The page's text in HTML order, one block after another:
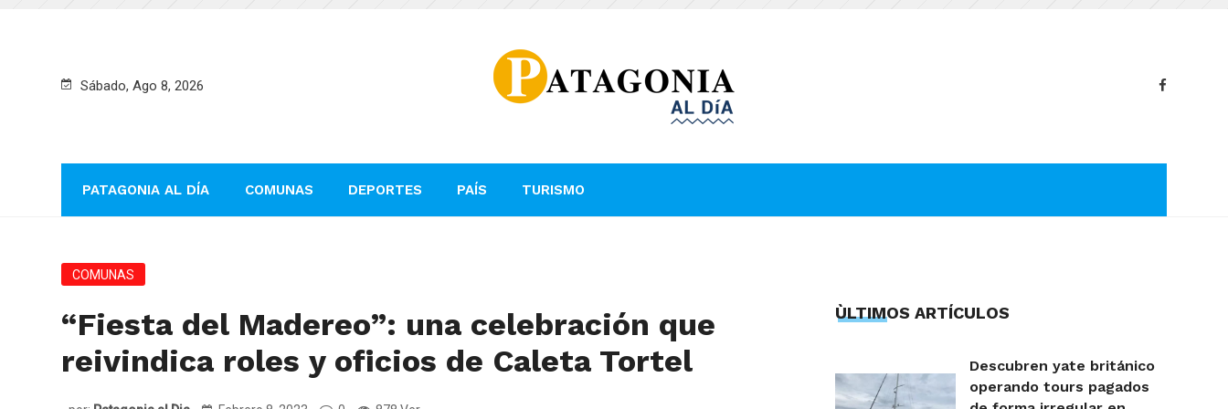
Sábado, Ago 8, 2026
PATAGONIA AL DÍA COMUNAS DEPORTES PAÍS TURISMO
COMUNAS
“Fiesta del Madereo”: una celebración que
reivindica roles y oficios de Caleta Tortel
ÙLTIMOS ARTÍCULOS
Descubren yate británico
operando tours pagados